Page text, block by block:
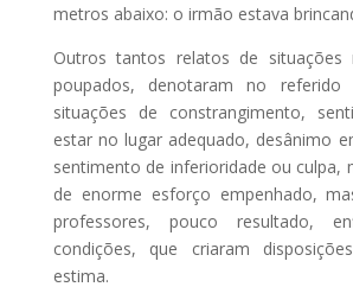
metros abaixo: o irmão estava
Outros tantos relatos de situações
poupados, denotaram no referido
situações de constrangimento,
estar no lugar adequado, desânimo
sentimento de inferioridade ou culpa,
de enorme esforço empenhado,
professores, pouco resultado,
condições, que criaram
estima.